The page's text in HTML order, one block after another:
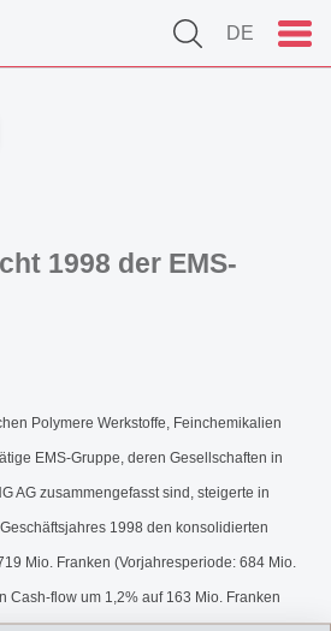
DE
1998 der EMS-
Polymere Werkstoffe, Feinchemikalien
EMS-Gruppe, deren Gesellschaften in
AG zusammengefasst sind, steigerte in
1998 den konsolidierten
Mio. Franken (Vorjahresperiode: 684 Mio.
Cash-flow um 1,2% auf 163 Mio. Franken